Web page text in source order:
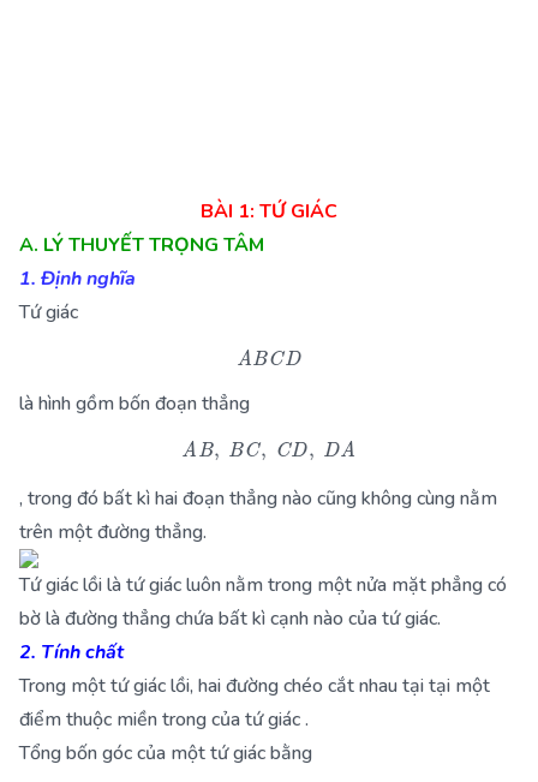
BÀI 1: TỨ GIÁC
A. LÝ THUYẾT TRỌNG TÂM
1. Định nghĩa
Tứ giác
AB CD
là hình gồm bốn đoạn thẳng
AB B C, CD DA
, trong đó bất kì hai đoạn thẳng nào cũng không cùng nằm
trên một đường thẳng.
Tứ giác lồi là tứ giác luôn nằm trong một nửa mặt phẳng có
bờ là đường thẳng chứa bất kì cạnh nào của tứ giác.
2. Tính chất
Trong một tứ giác lồi, hai đường chéo cắt nhau tại tại một
điểm thuộc miền trong của tứ giác .
Tổng bốn góc của một tứ giác bằng